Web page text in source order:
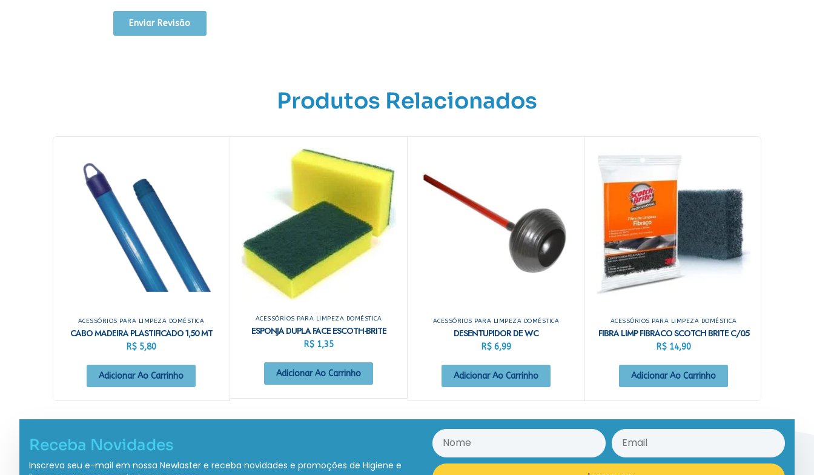
Produtos Relacionados
ACESSÓRIOS PARA LIMPEZA DOMÉSTICA
CABO MADEIRA PLASTIFICADO 1,50 MT
R$5,80
Adicionar Ao Carrinho
ACESSÓRIOS PARA LIMPEZA DOMÉSTICA
ESPONJA DUPLA FACE ESCOTH-BRITE
R$1,35
Adicionar Ao Carrinho
ACESSÓRIOS PARA LIMPEZA DOMÉSTICA
DESENTUPIDOR DE WC
R$6,99
Adicionar Ao Carrinho
ACESSÓRIOS PARA LIMPEZA DOMÉSTICA
FIBRA LIMP FIBRACO SCOTCH BRITE C/05
R$14,90
Adicionar Ao Carrinho
Receba Novidades
Inscreva seu e-mail em nossa Newlaster e receba novidades e promoções de Higiene e